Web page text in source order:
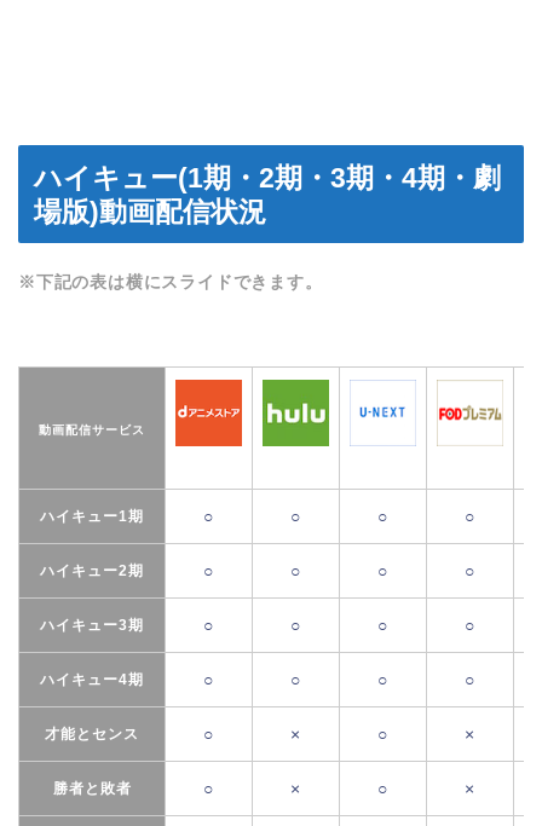
ハイキュー(1期・2期・3期・4期・劇
場版)動画配信状況
※下記の表は横にスライドできます。
動画配信サービス
ハイキュー1期 ○ ○ ○ ○
ハイキュー2期 ○ ○ ○ ○
ハイキュー3期 ○ ○ ○ ○
ハイキュー4期 ○ ○ ○ ○
才能とセンス ○ × ○ ×
勝者と敗者 ○ × ○ ×